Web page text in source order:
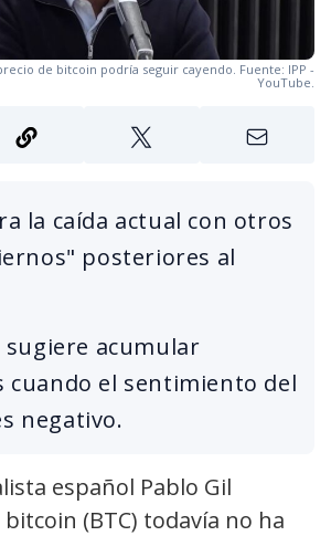
de bitcoin podría seguir cayendo. Fuente: IPP -
YouTube.
la caída actual con otros
posteriores al
sugiere acumular
cuando el sentimiento del
negativo.
español Pablo Gil
(BTC) todavía no ha